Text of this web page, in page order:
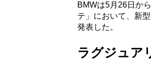
BMWは5月26日か
テ」において、新
発表した。
ラグジュア